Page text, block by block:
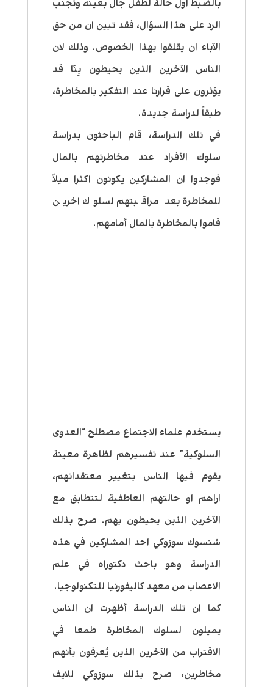
بالضبط اول حالة لطفل جال بعينه وتجنب
الرد على هذا السؤال، فقد تبين ان من حق
الآباء ان يقلقوا بهذا الخصوص. وذلك لان
الناس الآخرين الذين يحيطون بِنَا قد
يؤثرون على قرارنا عند التفكير بالمخاطرة،
طبقاً لدراسة جديدة.
في تلك الدراسة، قام الباحثون بدراسة
سلوك الأفراد عند مخاطرتهم بالمال
فوجدوا ان المشاركين يكونون اكثرا ميلاً
للمخاطرة بعد مراقبتهم لسلوك اخرين
قاموا بالمخاطرة بالمال أمامهم.
يستخدم علماء الاجتماع مصطلح “العدوى
السلوكية” عند تفسيرهم لظاهرة معينة
يقوم فيها الناس بتغيير معتقداتهم،
اراهم او حالتهم العاطفية لتتطابق مع
الآخرين الذين يحيطون بهم. صرح بذلك
شنسوك سوزوكي احد المشاركين في هذه
الدراسة وهو باحث دكتوراه في علم
الاعصاب من معهد كاليفورنيا للتكنولوجيا.
كما ان تلك الدراسة أظهرت ان الناس
يميلون لسلوك المخاطرة طمعا في
الاقتراب من الآخرين الذين يُعرفون بأنهم
مخاطرين، صرح بذلك سوزوكي للايف